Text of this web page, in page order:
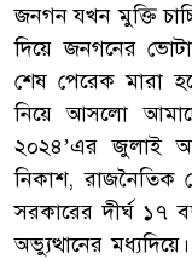
জনগন যখন মুক্তি
দিয়ে জনগনের
শেষ পেরেক মারা
নিয়ে আসলো
২০২৪’এর জুলাই
নিকাশ, রাজনৈতিক
সরকারের দীর্ঘ ১৭
অভ্যুত্থানের